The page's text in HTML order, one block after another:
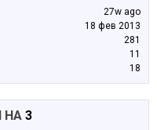
27w ago
18 фев 2013
281
11
18
НА 3